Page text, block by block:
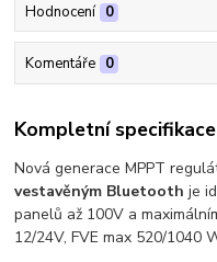
Hodnocení 0
Komentáře 0
Kompletní specifikace
Nová generace MPPT
vestavěným Bluetooth je
panelů až 100V a
12/24V, FVE max 520/1040